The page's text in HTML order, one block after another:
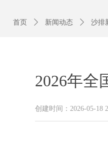
2026年全
创建时间： 2026-05-18
首页 ꄲ 新闻动态 ꄲ 沙排